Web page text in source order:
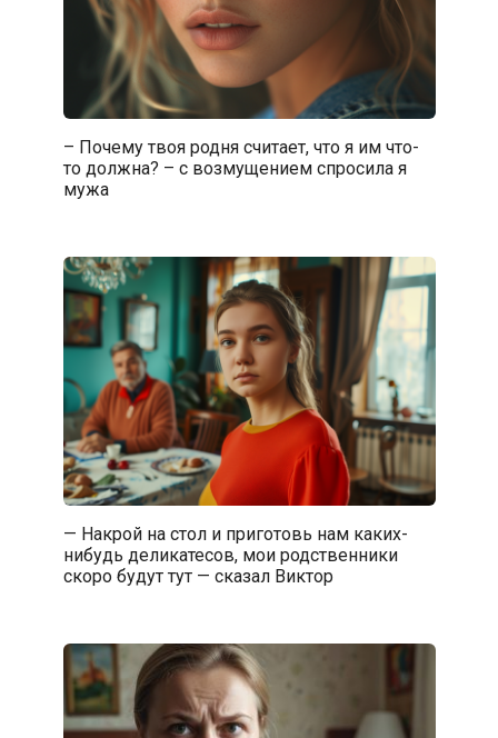
– Почему твоя родня считает, что я им что-
то должна? – с возмущением спросила я
мужа
— Накрой на стол и приготовь нам каких-
нибудь деликатесов, мои родственники
скоро будут тут — сказал Виктор